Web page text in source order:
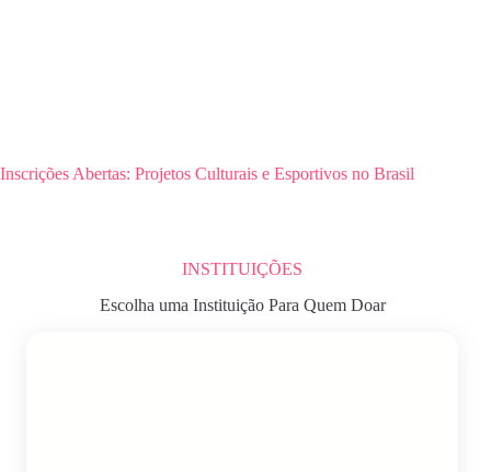
Inscrições Abertas: Projetos Culturais e Esportivos no Brasil
INSTITUIÇÕES
Escolha uma Instituição Para Quem Doar